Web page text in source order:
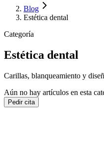
Blog
Estética dental
Categoría
Estética dental
Carillas, blanqueamiento y
Aún no hay artículos en esta
Pedir cita